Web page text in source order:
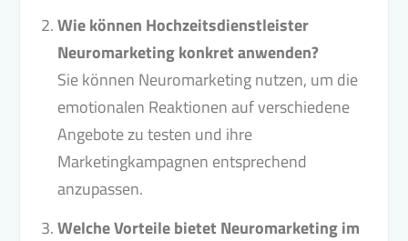
Wie können Hochzeitsdienstleister
Neuromarketing konkret anwenden?
Sie können Neuromarketing nutzen, um die
emotionalen Reaktionen auf verschiedene
Angebote zu testen und ihre
Marketingkampagnen entsprechend
anzupassen.
Welche Vorteile bietet Neuromarketing im